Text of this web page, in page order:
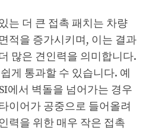
는 더 큰 접촉 패치는 차량
적을 증가시키며, 이는 결과
많은 견인력을 의미합니다.
게 통과할 수 있습니다. 예
에서 벽돌을 넘어가는 경우
이어가 공중으로 들어올려
력을 위한 매우 작은 접촉